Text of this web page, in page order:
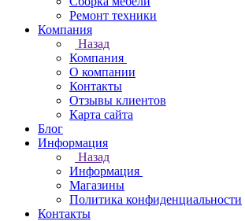
Ремонт техники
Компания
Назад
Компания
О компании
Контакты
Отзывы клиентов
Карта сайта
Блог
Информация
Назад
Информация
Магазины
Политика конфиденциальности
Контакты